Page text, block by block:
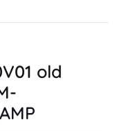
old